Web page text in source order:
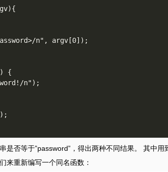
{
是否等于”password”，得出两种不同结果。 其中
来重新编写一个同名函数：